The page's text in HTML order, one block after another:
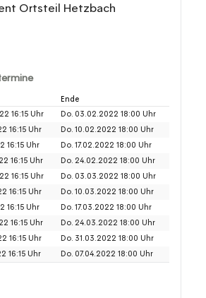
Ortsteil Hetzbach
Ende
16:15 Uhr
Do. 03.02.2022 18:00 Uhr
16:15 Uhr
Do. 10.02.2022 18:00 Uhr
16:15 Uhr
Do. 17.02.2022 18:00 Uhr
16:15 Uhr
Do. 24.02.2022 18:00 Uhr
16:15 Uhr
Do. 03.03.2022 18:00 Uhr
16:15 Uhr
Do. 10.03.2022 18:00 Uhr
16:15 Uhr
Do. 17.03.2022 18:00 Uhr
16:15 Uhr
Do. 24.03.2022 18:00 Uhr
16:15 Uhr
Do. 31.03.2022 18:00 Uhr
16:15 Uhr Do. 07.04.2022 18:00 Uhr